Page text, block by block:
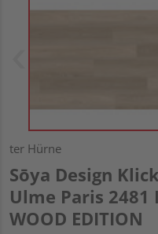
ter Hürne
Sōya Design
Ulme Paris 2481
WOOD EDITION